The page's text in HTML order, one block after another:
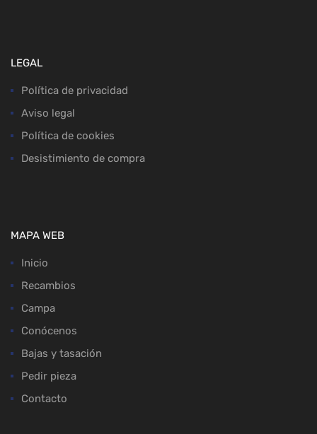
LEGAL
Política de privacidad
Aviso legal
Política de cookies
Desistimiento de compra
MAPA WEB
Inicio
Recambios
Campa
Conócenos
Bajas y tasación
Pedir pieza
Contacto